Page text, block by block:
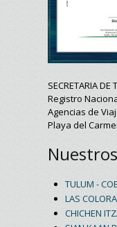
SECRETARIA DE
Registro
Agencias de
Playa del
TULUM -
LAS
CHICHEN